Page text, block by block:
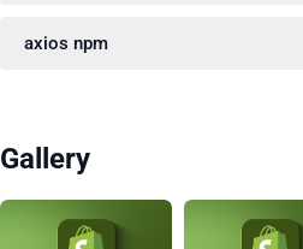
axios npm
Gallery